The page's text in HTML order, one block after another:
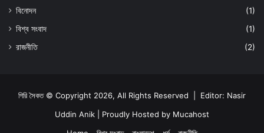
বিনোদন
(1)
বিশ্ব সংবাদ
(1)
রাজনীতি
(2)
গিরি সৈকত © Copyright 2026, All Rights Reserved | Editor: Nasir
Uddin Anik | Proudly Hosted by Mucahost